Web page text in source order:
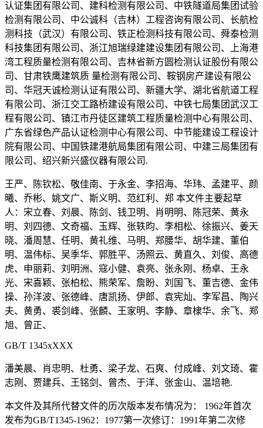
认证集团有限公司、建科检测有限公司、中铁隧道局集团试验
检测有限公司、中公诚科（吉林）工程咨询有限公司、长航检
测科技（武汉）有限公司、铁正检测科技有限公司、舜泰检测
科技集团有限公司、浙江旭瑞绿建建设集团有限公司、上海港
湾工程质量检测有限公司、吉林省新方圆检测认证股份有限公
司、甘肃铁鹰建筑质 量检测有限公司、鞍钢房产建设有限公
司、华冠天诚检测认证有限公司、新疆大学、湖北省航道工程
有限公司、浙江交工路桥建设有限公司、中铁七局集团武汉工
程有限公司、镇江市丹徒区建筑工程质量检测中心有限公司、
广东省绿色产品认证检测中心有限公司、中节能建设工程设计
院有限公司、中国铁建港航局集团有限公司、中建三局集团有
限公司、绍兴新兴盛仪器有限公司.
王严、陈钦松、敬佳南、于永金、李招海、华玮、孟建平、颜
曦、乔彬、姚文广、斯义明、范红利、郑 本文件主要起草
人：宋立春、刘晨、陈剑、钱卫明、肖明明、陈冠荣、黄永
明、刘四德、文奇福、玉辉、张轶昀、李相松、徐振兴、姜天
晓、潘周慧、任明、黄礼维、马明、郑腰华、胡华建、董伯
明、温伟标、吴季华、郭胜平、汤照云、黄直久、刘俊、高德
虎、申丽莉、刘明洲、寇小健、袁亮、张永刚、杨卓、王永
光、宋喜颖、张柏松、熊荣军、詹盼、刘国飞、董吉德、金伟
操、孙洋波、张德峰、唐凯扬、伊郎、袁宪灿、李军昌、陶兴
夫、黄勇、裘剑峰、张麟、王家明、李静、章棣华、余飞、郑
旭、曾正、
GB/T 1345xXXX
潘美晨、肖忠明、杜勇、梁子龙、石爽、付成峰、刘文琦、霍
志刚、贾建兵、王铭剑、曾杰、于洋、张金山、温培艳.
本文件及其所代替文件的历次版本发布情况为： 1962年首次
发布为GB/T1345-1962：1977第一次修订：1991年第二次修